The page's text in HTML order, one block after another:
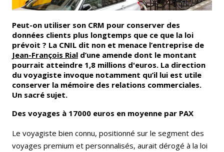
Peut-on utiliser son CRM pour conserver des
données clients plus longtemps que ce que la loi
prévoit ? La CNIL dit non et menace l’entreprise de
Jean-François Rial d’une amende dont le montant
pourrait atteindre 1,8 millions d'euros. La direction
du voyagiste invoque notamment qu’il lui est utile
conserver la mémoire des relations commerciales.
Un sacré sujet.
Des voyages à 17000 euros en moyenne par PAX
Le voyagiste bien connu, positionné sur le segment des
voyages premium et personnalisés, aurait dérogé à la loi